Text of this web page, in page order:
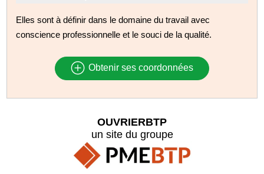
Elles sont à définir dans le domaine du travail avec
conscience professionnelle et le souci de la qualité.
Obtenir ses coordonnées
OUVRIERBTP
un site du groupe